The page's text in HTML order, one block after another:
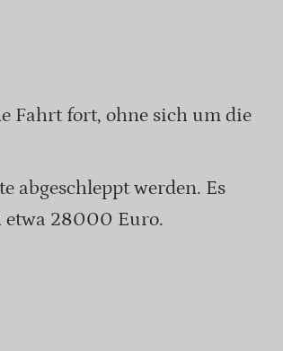
Fahrt fort, ohne sich um die
abgeschleppt werden. Es
etwa 28000 Euro.